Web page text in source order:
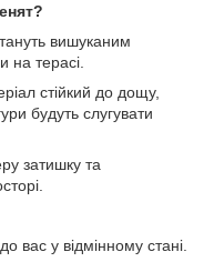
вишуканим
на терасі.
стійкий до дощу,
будуть слугувати
затишку та
вас у відмінному стані.